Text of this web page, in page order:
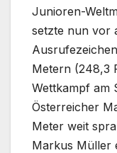
Junioren-
setzte nun vor
Metern (248,3
Wettkampf am
Österreicher
Meter weit
Markus Müller